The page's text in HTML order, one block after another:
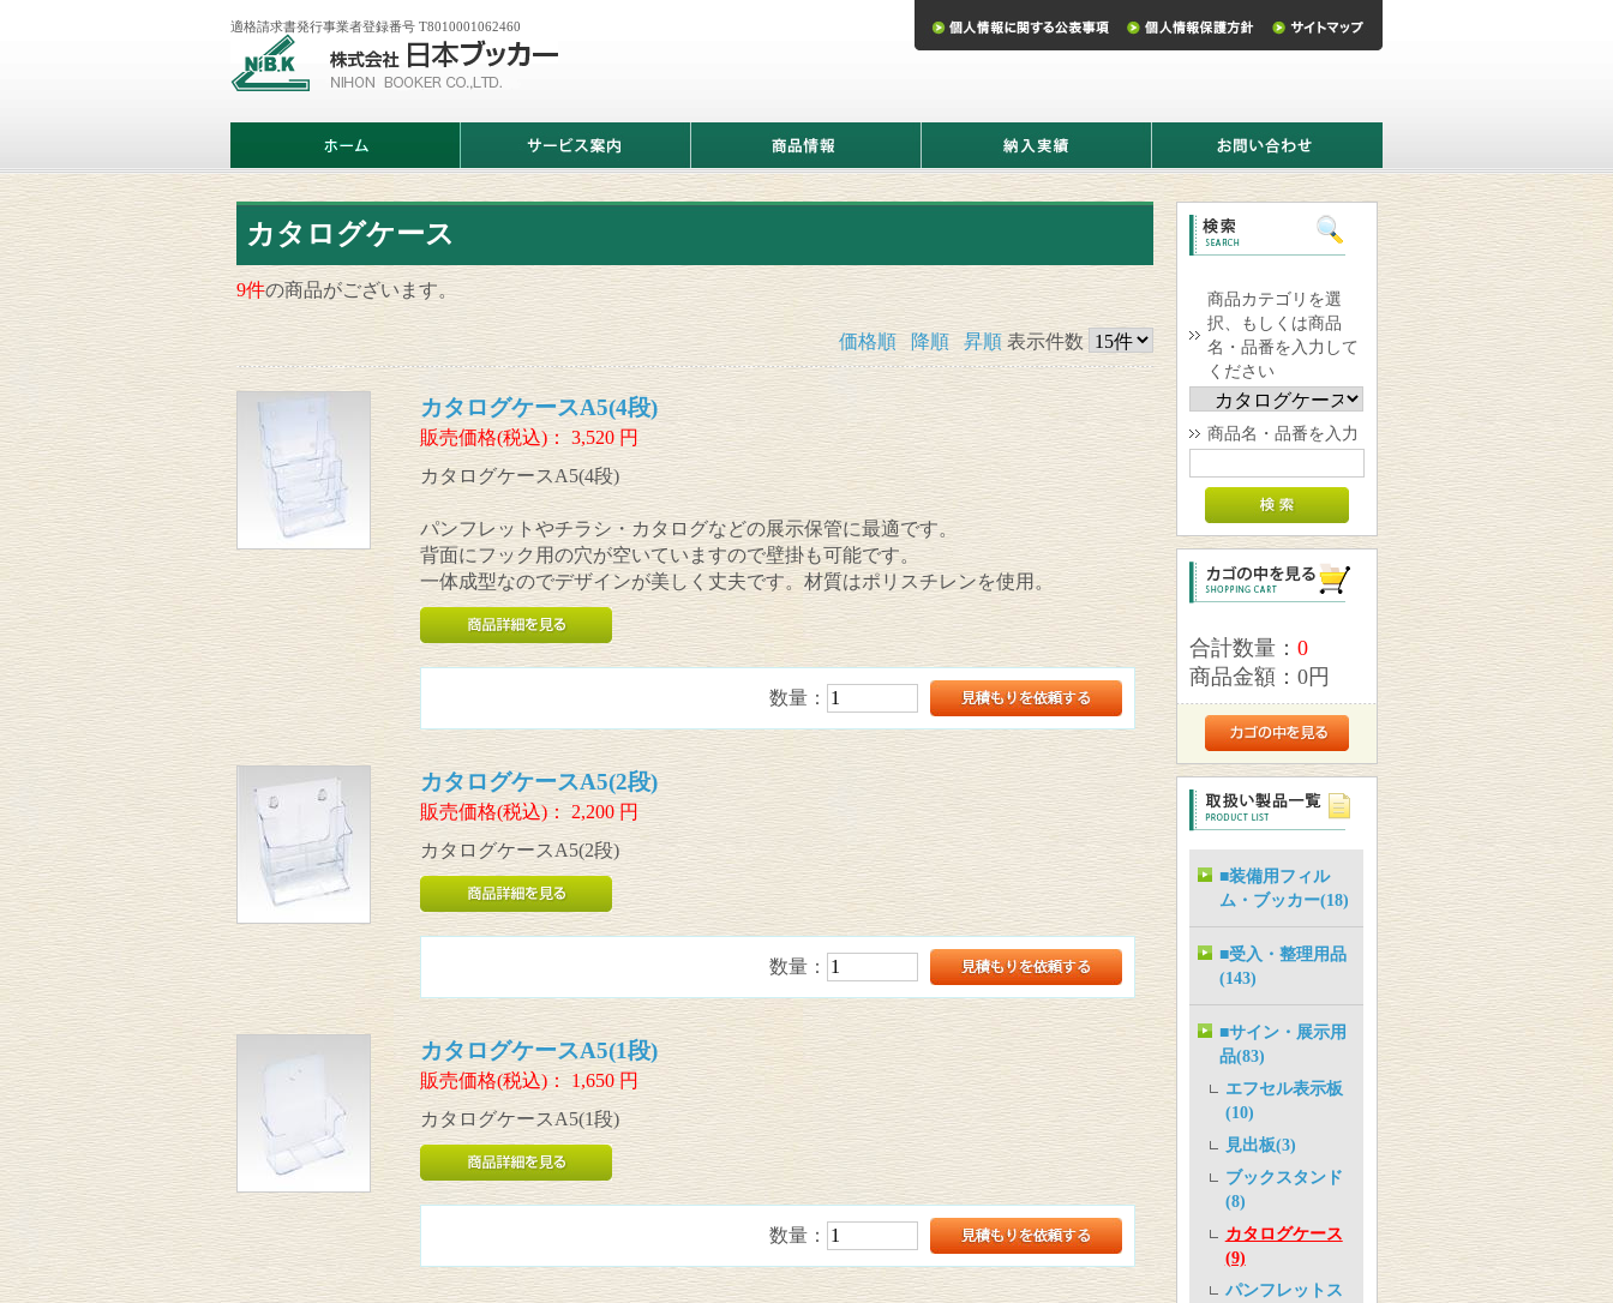
会
日
ッ
カ
ー
適格請求書発行事業者登録番号 T8010001062460
ム
ビ
ス
案
情
報
実
い
わ
カタログケース
9件の商品がございます。
価格順 降順 昇順 表示件数
カタログケースA5(4段)
販売価格(税込)： 3,520円
カタログケースA5(4段)
パンフレットやチラシ・カタログなどの展示保管に最適です。
背面にフック用の穴が空いていますので壁掛も可能です。
一体成型なのでデザインが美しく丈夫です。材質はポリスチレンを使用。
数量：
カタログケースA5(2段)
販売価格(税込)：2,200円
カタログケースA5(2段)
数量：
カタログケースA5(1段)
販売価格(税込)： 1,650円
カタログケースA5(1段)
数量：
商品カテゴリを選
択、もしくは商品
名・品番を入力して
ください
商品名・品番を入力
合計数量： 0
商品金額： 0円
■装備用フィル
ム・ブッカー(18)
■受入・整理用品
(143)
■サイン・展示用
品(83)
エフセル表示板
(10)
見出板(3)
ブックスタンド
(8)
カタログケース
(9)
パンフレットス